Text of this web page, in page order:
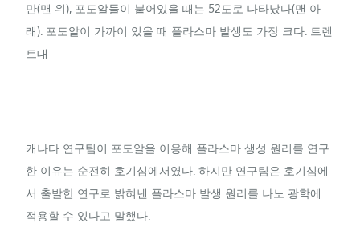
만(맨 위), 포도알들이 붙어있을 때는 52도로 나타났다(맨 아
래). 포도알이 가까이 있을 때 플라스마 발생도 가장 크다. 트렌
트대
캐나다 연구팀이 포도알을 이용해 플라스마 생성 원리를 연구
한 이유는 순전히 호기심에서였다. 하지만 연구팀은 호기심에
서 출발한 연구로 밝혀낸 플라스마 발생 원리를 나노 광학에
적용할 수 있다고 말했다.